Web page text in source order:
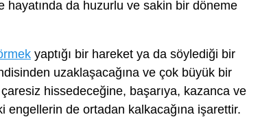
hayatında da huzurlu ve sakin bir döneme
yaptığı bir hareket ya da söylediği bir
uzaklaşacağına ve çok büyük bir
hissedeceğine, başarıya, kazanca ve
engellerin de ortadan kalkacağına işarettir.